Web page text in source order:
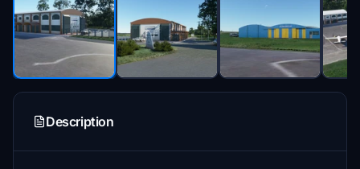
Description